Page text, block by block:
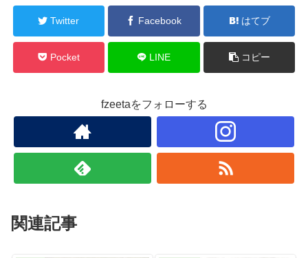
Twitter Facebook はてブ
Pocket LINE コピー
fzeetaをフォローする
関連記事